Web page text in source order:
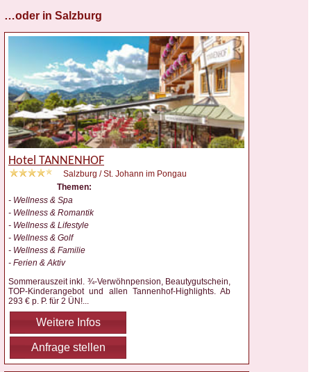
…oder in Salzburg
Hotel TANNENHOF
Salzburg / St. Johann im Pongau
Themen:
- Wellness & Spa
- Wellness & Romantik
- Wellness & Lifestyle
- Wellness & Golf
- Wellness & Familie
- Ferien & Aktiv
Sommerauszeit inkl. ¾-Verwöhnpension, Beautygutschein,
TOP-Kinderangebot und allen Tannenhof-Highlights. Ab
293 € p. P. für 2 ÜN!...
Weitere Infos
Anfrage stellen